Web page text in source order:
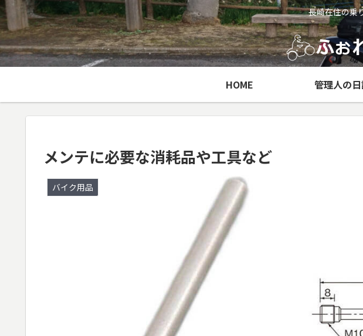
長崎在住の乗
HOME 管理人の
メンテに必要な消耗品や工具など
バイク用品